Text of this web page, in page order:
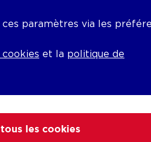
paramètres via les
et la politique de
les cookies